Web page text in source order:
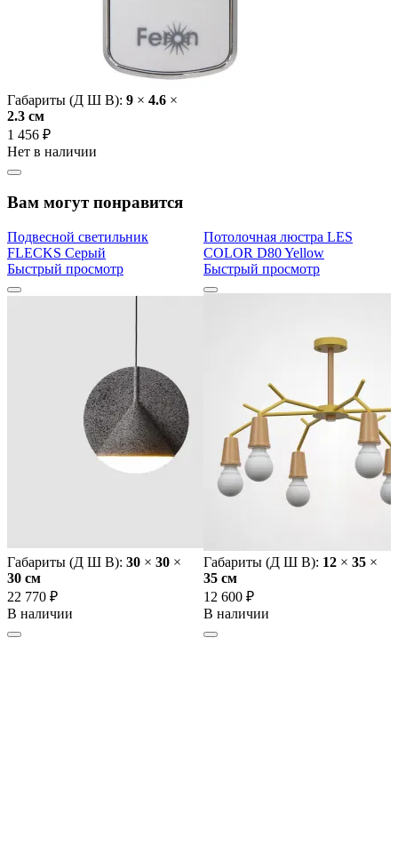
Габариты (Д Ш В): 9 × 4.6 ×
2.3 cм
1 456 ₽
Нет в наличии
Вам могут понравится
Подвесной светильник
FLECKS Серый
Быстрый просмотр
Габариты (Д Ш В): 30 × 30 ×
30 cм
22 770 ₽
В наличии
Потолочная люстра LES
COLOR D80 Yellow
Быстрый просмотр
Габариты (Д Ш В): 12 × 35 ×
35 cм
12 600 ₽
В наличии